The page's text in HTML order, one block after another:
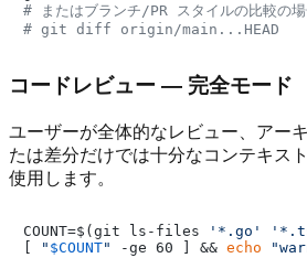
# またはブランチ/PR スタイルの比較の
# git diff origin/main...HEAD
コードレビュー — 完全モード
ユーザーが全体的なレビュー、アー
たは差分だけでは十分なコンテキス
使用します。
COUNT=$(git ls-files '*.go'
" $COUNT" -ge 60 ] && echo